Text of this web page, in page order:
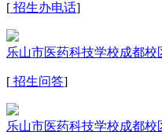
[ 招生办电话]
乐山市医药科技学校成都校
[ 招生问答]
乐山市医药科技学校成都校